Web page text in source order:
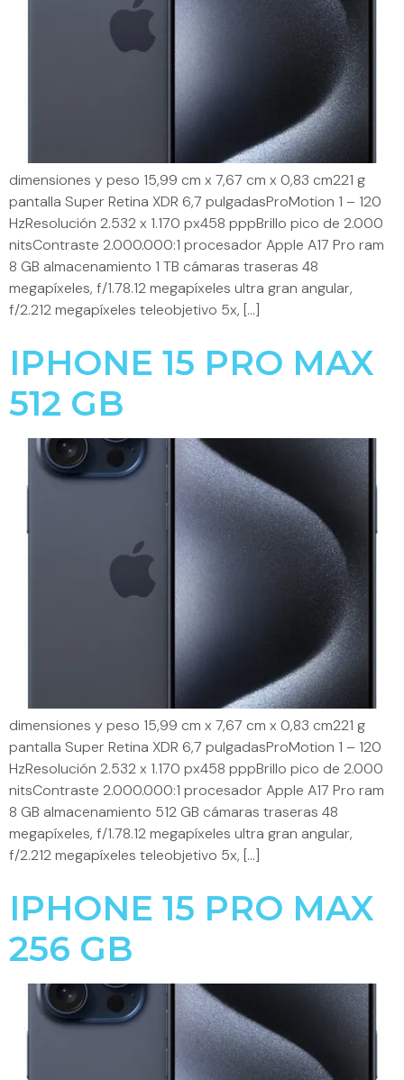
dimensiones y peso 15,99 cm x 7,67 cm x 0,83 cm221 g
pantalla Super Retina XDR 6,7 pulgadasProMotion 1 – 120
HzResolución 2.532 x 1.170 px458 pppBrillo pico de 2.000
nitsContraste 2.000.000:1 procesador Apple A17 Pro ram
8 GB almacenamiento 1 TB cámaras traseras 48
megapíxeles, f/1.78.12 megapíxeles ultra gran angular,
f/2.212 megapíxeles teleobjetivo 5x, […]
IPHONE 15 PRO MAX
512 GB
dimensiones y peso 15,99 cm x 7,67 cm x 0,83 cm221 g
pantalla Super Retina XDR 6,7 pulgadasProMotion 1 – 120
HzResolución 2.532 x 1.170 px458 pppBrillo pico de 2.000
nitsContraste 2.000.000:1 procesador Apple A17 Pro ram
8 GB almacenamiento 512 GB cámaras traseras 48
megapíxeles, f/1.78.12 megapíxeles ultra gran angular,
f/2.212 megapíxeles teleobjetivo 5x, […]
IPHONE 15 PRO MAX
256 GB